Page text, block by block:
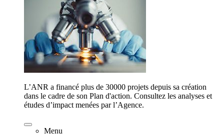
L’ANR a financé plus de 30000 projets depuis sa création
dans le cadre de son Plan d'action. Consultez les analyses et
études d’impact menées par l’Agence.
Menu